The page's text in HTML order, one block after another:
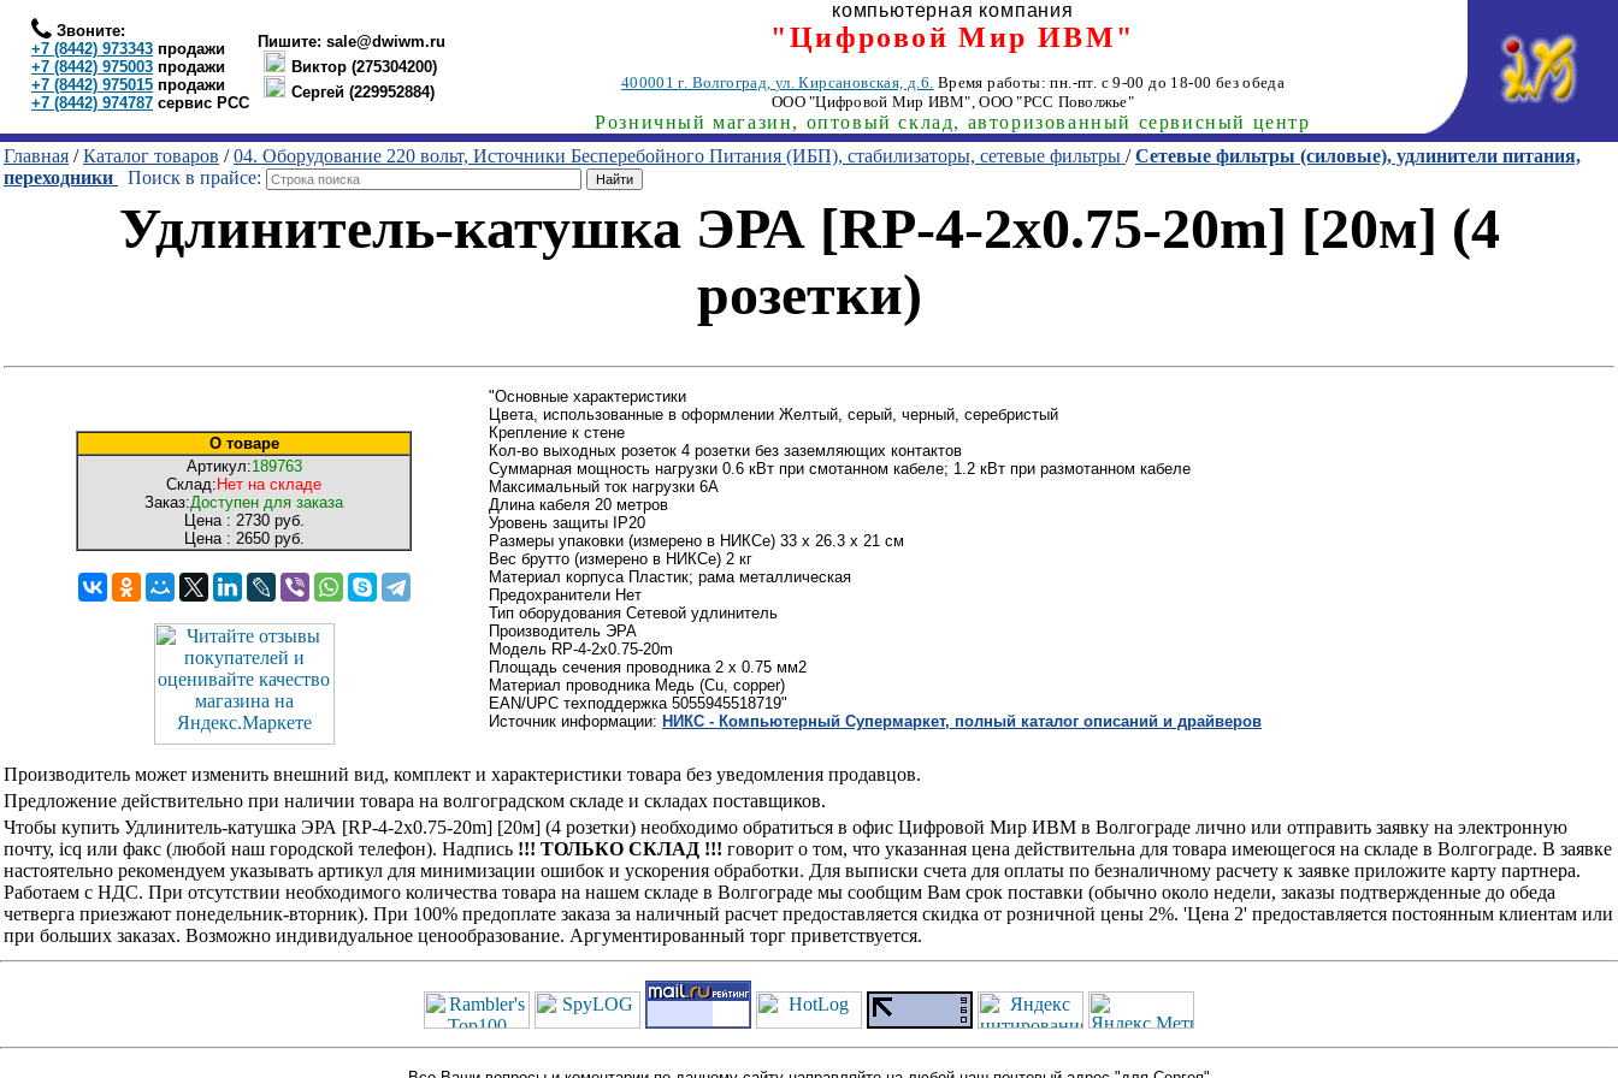
Звоните:
+7 (8442) 973343 продажи
+7 (8442) 975003 продажи
+7 (8442) 975015 продажи
+7 (8442) 974787 сервис РСС
Пишите: sale@dwiwm.ru
Виктор (275304200)
Сергей (229952884)
компьютерная компания
"Цифровой Мир ИВМ"
400001г. Волгоград, ул. Кирсановская, д.6. Время работы: пн.-пт. с 9-00 до 18-00 без обеда
ООО "Цифровой Мир ИВМ", ООО "РСС Поволжье"
Розничный магазин, оптовый склад, авторизованный сервисный центр
Главная /Каталог товаров /04. Оборудование 220 вольт, Источники Бесперебойного Питания (ИБП), стабилизаторы, сетевые фильтры /Сетевые фильтры (силовые), удлинители питания,
переходники
Поиск в прайсе:
Удлинитель-катушка ЭРА [RP-4-2x0.75-20m] [20м] (4
розетки)
О товаре
Артикул:189763
Склад: Нет на складе
Заказ:Доступен для заказа
Цена : 2730 руб.
Цена : 2650 руб.
"Основные характеристики
Цвета, использованные в оформлении Желтый, серый, черный, серебристый
Крепление к стене
Кол-во выходных розеток 4 розетки без заземляющих контактов
Суммарная мощность нагрузки 0.6 кВт при смотанном кабеле; 1.2 кВт при размотанном кабеле
Максимальный ток нагрузки 6А
Длина кабеля 20 метров
Уровень защиты IP20
Размеры упаковки (измерено в НИКСе) 33 x 26.3 x 21 см
Вес брутто (измерено в НИКСе) 2 кг
Материал корпуса Пластик; рама металлическая
Предохранители Нет
Тип оборудования Сетевой удлинитель
Производитель ЭРА
Модель RP-4-2x0.75-20m
Площадь сечения проводника 2 x 0.75 мм2
Материал проводника Медь (Cu, copper)
EAN/UPC техподдержка 5055945518719"
Источник информации: НИКС - Компьютерный Cупермаркет, полный каталог описаний и драйверов
Производитель может изменить внешний вид, комплект и характеристики товара без уведомления продавцов.
Предложение действительно при наличии товара на волгоградском складе и складах поставщиков.
Чтобы купить Удлинитель-катушка ЭРА [RP-4-2x0.75-20m] [20м] (4 розетки) необходимо обратиться в офис Цифровой Мир ИВМ в Волгограде лично или отправить заявку на электронную
почту, icq или факс (любой наш городской телефон). Надпись !!! ТОЛЬКО СКЛАД !!! говорит о том, что указанная цена действительна для товара имеющегося на складе в Волгограде. В заявке
настоятельно рекомендуем указывать артикул для минимизации ошибок и ускорения обработки. Для выписки счета для оплаты по безналичному расчету к заявке приложите карту партнера.
Работаем с НДС. При отсутствии необходимого количества товара на нашем складе в Волгограде мы сообщим Вам срок поставки (обычно около недели, заказы подтвержденные до обеда
четверга приезжают понедельник-вторник). При 100% предоплате заказа за наличный расчет предоставляется скидка от розничной цены 2%. 'Цена 2' предоставляется постоянным клиентам или
при больших заказах. Возможно индивидуальное ценообразование. Аргументированный торг приветствуется.